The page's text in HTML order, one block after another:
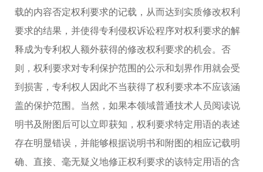
载的内容否定权利要求的记载，从而达到实质修改权利
要求的结果，并使得专利侵权诉讼程序对权利要求的解
释成为专利权人额外获得的修改权利要求的机会。否
则，权利要求对专利保护范围的公示和划界作用就会受
到损害，专利权人因此不当获得了权利要求本不应该涵
盖的保护范围。当然，如果本领域普通技术人员阅读说
明书及附图后可以立即获知，权利要求特定用语的表述
存在明显错误，并能够根据说明书和附图的相应记载明
确、直接、毫无疑义地修正权利要求的该特定用语的含